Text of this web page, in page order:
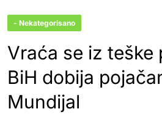
- Nekategorisano
Vraća se iz teške
BiH dobija
Mundijal